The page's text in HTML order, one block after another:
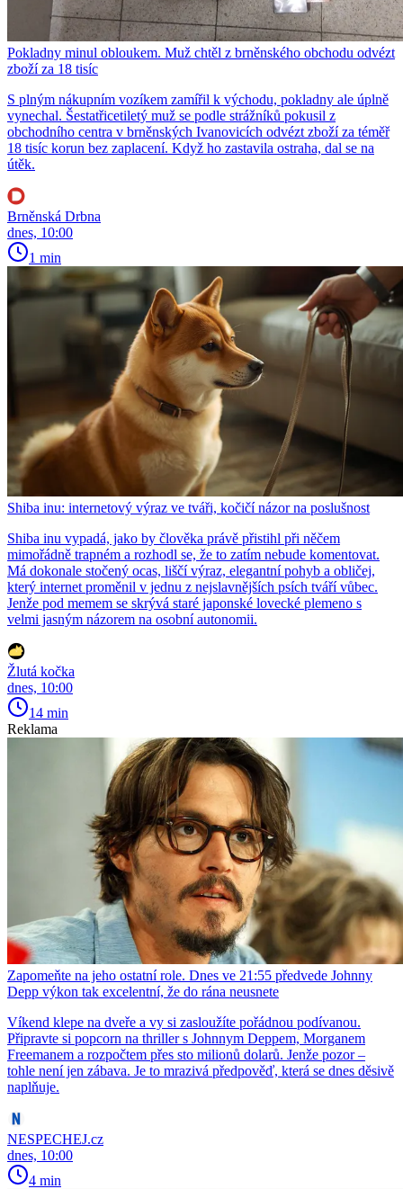
Pokladny minul obloukem. Muž chtěl z brněnského obchodu odvézt
zboží za 18 tisíc
S plným nákupním vozíkem zamířil k východu, pokladny ale úplně
vynechal. Šestatřicetiletý muž se podle strážníků pokusil z
obchodního centra v brněnských Ivanovicích odvézt zboží za téměř
18 tisíc korun bez zaplacení. Když ho zastavila ostraha, dal se na
útěk.
Brněnská Drbna
dnes, 10:00
1 min
Shiba inu: internetový výraz ve tváři, kočičí názor na poslušnost
Shiba inu vypadá, jako by člověka právě přistihl při něčem
mimořádně trapném a rozhodl se, že to zatím nebude komentovat.
Má dokonale stočený ocas, liščí výraz, elegantní pohyb a obličej,
který internet proměnil v jednu z nejslavnějších psích tváří vůbec.
Jenže pod memem se skrývá staré japonské lovecké plemeno s
velmi jasným názorem na osobní autonomii.
Žlutá kočka
dnes, 10:00
14 min
Reklama
Zapomeňte na jeho ostatní role. Dnes ve 21:55 předvede Johnny
Depp výkon tak excelentní, že do rána neusnete
Víkend klepe na dveře a vy si zasloužíte pořádnou podívanou.
Připravte si popcorn na thriller s Johnnym Deppem, Morganem
Freemanem a rozpočtem přes sto milionů dolarů. Jenže pozor –
tohle není jen zábava. Je to mrazivá předpověď, která se dnes děsivě
naplňuje.
NESPECHEJ.cz
dnes, 10:00
4 min